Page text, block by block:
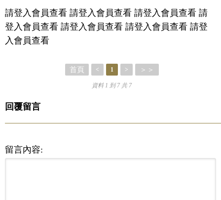
請登入會員查看 請登入會員查看 請登入會員查看 請
登入會員查看 請登入會員查看 請登入會員查看 請登
入會員查看
首頁 < 1 > ＞＞
資料 1 到 7 共 7
回覆留言
留言內容: